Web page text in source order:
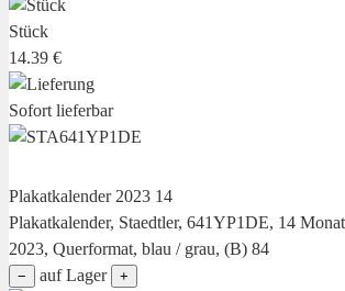
Stück
14.39 €
Sofort lieferbar
Plakatkalender 2023 14
Plakatkalender, Staedtler, 641YP1DE, 14
2023, Querformat, blau / grau, (B) 84
− auf Lager +